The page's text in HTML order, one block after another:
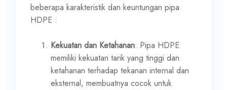
beberapa karakteristik dan keuntungan pipa
HDPE :
Kekuatan dan Ketahanan: Pipa HDPE
memiliki kekuatan tarik yang tinggi dan
ketahanan terhadap tekanan internal dan
eksternal, membuatnya cocok untuk